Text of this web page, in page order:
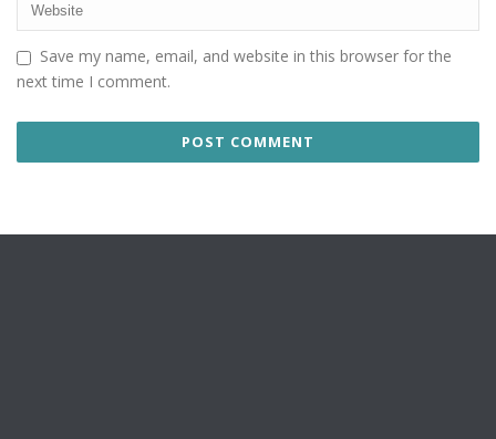
Save my name, email, and website in this browser for the
next time I comment.